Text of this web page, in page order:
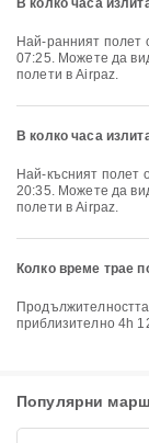
В колко часа
Най-ранният полет от Hamilton до Канада с Porter Airlines излита в
07:25. Можете да
полети в Airpaz.
В колко часа
Най-късният полет от Hamilton до Канада с Porter Airlines излита в
20:35. Можете да
полети в Airpaz.
Колко време трае
Продължителността на полета от Hamilton до Канада е
приблизително 4h
Популярни